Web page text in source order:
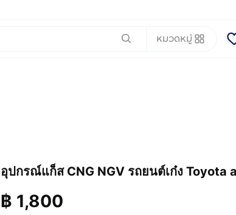
หมวดหมู่
อุปกรณ์แก็ส CNG NGV รถยนต์เก๋ง Toyota
฿ 1,800